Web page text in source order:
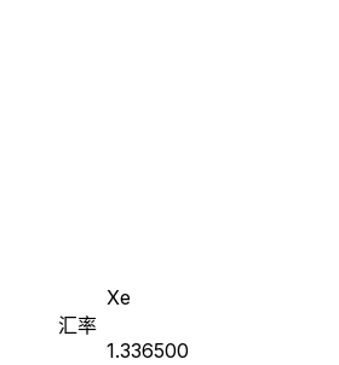
Xe
汇率
1.336500